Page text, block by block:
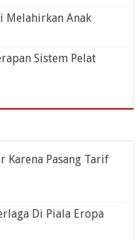
Melahirkan Anak
Sistem Pelat
Karena Pasang Tarif
Di Piala Eropa